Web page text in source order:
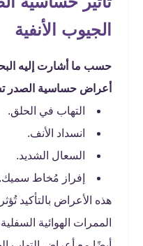
الجيوب الأنفية
حسب ما أشارت إليه
أعراض حساسية الصدر
التهاب في الحلق.
انسداد الأنف.
السعال الشديد.
إفراز مُخاط سميك.
هذه الأعراض بالتأكيد
الممرات الهوائية